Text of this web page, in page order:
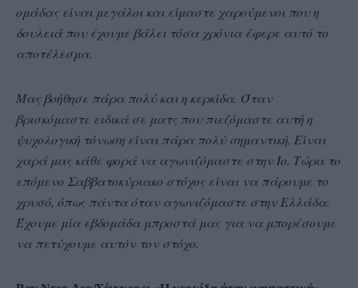
ομάδας είναι μεγάλοι και είμαστε χαρούμενοι που η
δουλειά που έχουμε βάλει τόσα χρόνια έφερε αυτό το
αποτέλεσμα.
Μας βοήθησε πάρα πολύ και η κερκίδα. Όταν
βρισκόμαστε ειδικά σε ματς που πιεζόμαστε αυτή η
ψυχολογική τόνωση είναι πάρα πολύ σημαντική. Είναι
χαρά μας κάθε φορά να αγωνιζόμαστε στην Ίο. Τώρα το
επόμενο Σαββατοκύριακο στόχος είναι να πάρουμε το
χρυσό, όπως πάντα όταν αγωνιζόμαστε στην Ελλάδα.
Έχουμε μία εβδομάδα μπροστά μας για να μπορέσουμε
να πετύχουμε αυτόν τον στόχο.